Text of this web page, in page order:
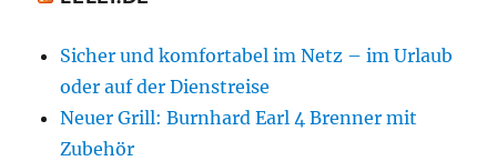
Sicher und komfortabel im Netz – im Urlaub
oder auf der Dienstreise
Neuer Grill: Burnhard Earl 4 Brenner mit
Zubehör